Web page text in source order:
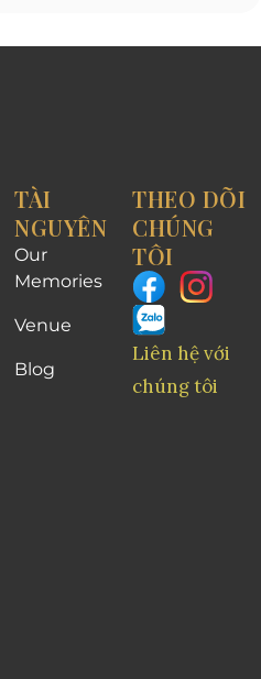
TÀI
NGUYÊN
Our
Memories
Venue
Blog
THEO DÕI
CHÚNG
TÔI
Liên hệ với
chúng tôi